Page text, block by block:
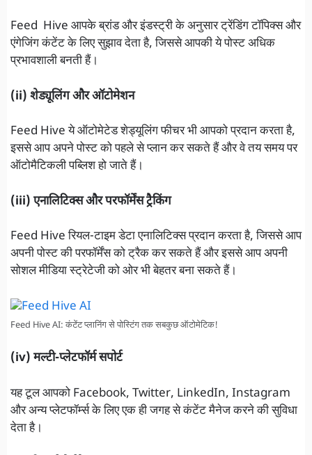
Feed Hive आपके ब्रांड और इंडस्ट्री के अनुसार ट्रेंडिंग टॉपिक्स और
एंगेजिंग कंटेंट के लिए सुझाव देता है, जिससे आपकी ये पोस्ट अधिक
प्रभावशाली बनती हैं।
(ii) शेड्यूलिंग और ऑटोमेशन
Feed Hive ये ऑटोमेटेड शेड्यूलिंग फीचर भी आपको प्रदान करता है,
इससे आप अपने पोस्ट को पहले से प्लान कर सकते हैं और वे तय समय पर
ऑटोमैटिकली पब्लिश हो जाते हैं।
(iii) एनालिटिक्स और परफॉर्मेंस ट्रैकिंग
Feed Hive रियल-टाइम डेटा एनालिटिक्स प्रदान करता है, जिससे आप
अपनी पोस्ट की परफॉर्मेंस को ट्रैक कर सकते हैं और इससे आप अपनी
सोशल मीडिया स्ट्रेटेजी को ओर भी बेहतर बना सकते हैं।
Feed Hive AI: कंटेंट प्लानिंग से पोस्टिंग तक सबकुछ ऑटोमेटिक!
(iv) मल्टी-प्लेटफॉर्म सपोर्ट
यह टूल आपको Facebook, Twitter, LinkedIn, Instagram
और अन्य प्लेटफॉर्म्स के लिए एक ही जगह से कंटेंट मैनेज करने की सुविधा
देता है।